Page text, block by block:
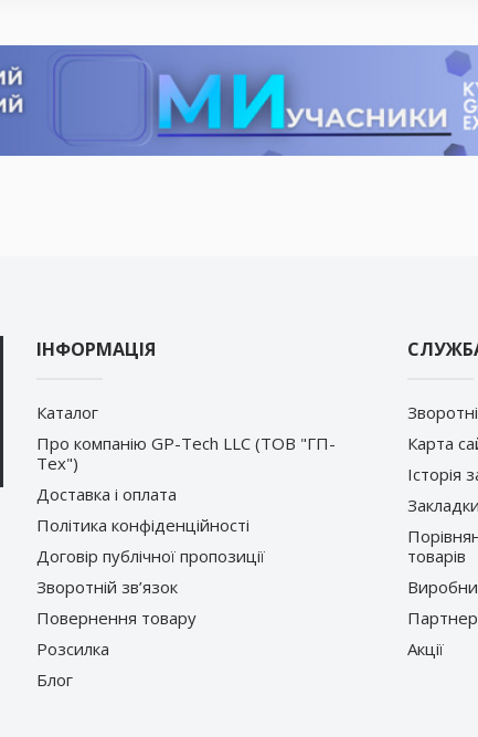
ІНФОРМАЦІЯ
Каталог
Про компанію GP-Tech LLC (ТОВ "ГП-
Тех")
Доставка і оплата
Політика конфіденційності
Договір публічної пропозиції
Зворотній зв’язок
Повернення товару
Розсилка
Блог
Карта
Історія
Закладки
товарів
Акції